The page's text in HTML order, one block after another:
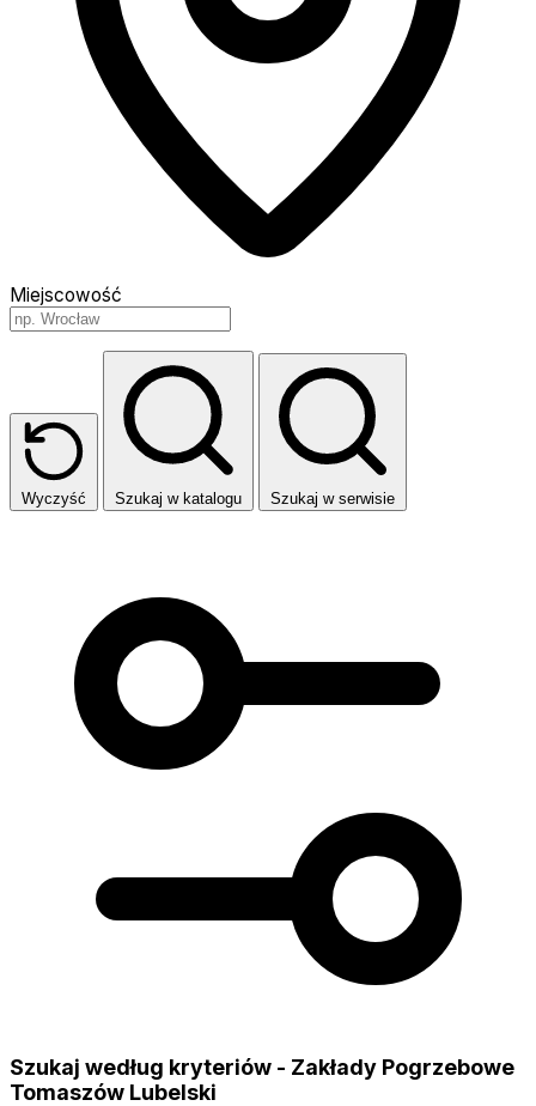
Miejscowość
Wyczyść Szukaj w katalogu Szukaj w serwisie
Szukaj według kryteriów - Zakłady Pogrzebowe
Tomaszów Lubelski